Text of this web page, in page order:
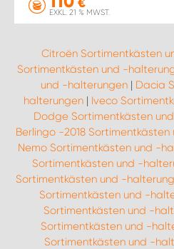
EXKL. 21 % MWST.
Citroën Sortimentkästen
Sortimentkästen und -
und -halterungen| Dacia
halterungen| Iveco
Dodge Sortimentkästen
Berlingo -2018
Nemo Sortimentkästen und -
Sortimentkästen und -
Sortimentkästen und -
Sortimentkästen und -
Sortimentkästen und -
Sortimentkästen und -
Sortimentkästen und -